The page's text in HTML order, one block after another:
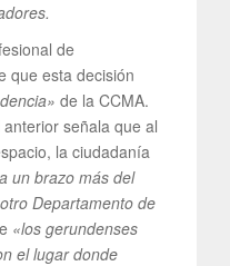
de
que esta decisión
de la CCMA.
señala que al
la ciudadanía
un brazo más del
Departamento de
«los gerundenses
el lugar donde